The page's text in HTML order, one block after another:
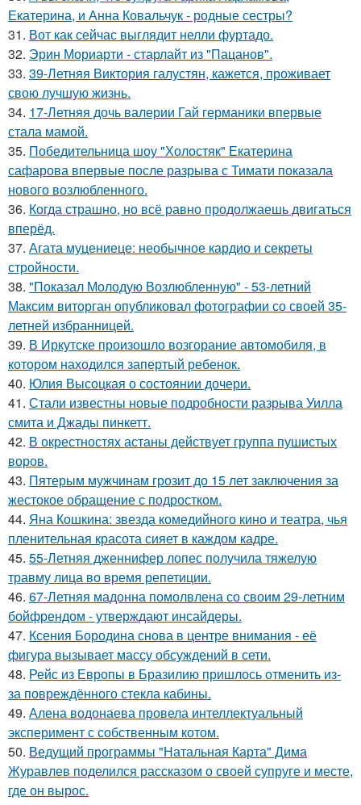
Екатерина, и Анна Ковальчук - родные сестры?
31. Вот как сейчас выглядит нелли фуртадо.
32. Эрин Мориарти - старлайт из "Пацанов".
33. 39-Летняя Виктория галустян, кажется, проживает
свою лучшую жизнь.
34. 17-Летняя дочь валерии Гай германики впервые
стала мамой.
35. Победительница шоу "Холостяк" Екатерина
сафарова впервые после разрыва с Тимати показала
нового возлюбленного.
36. Когда страшно, но всё равно продолжаешь двигаться
вперёд.
37. Агата муцениеце: необычное кардио и секреты
стройности.
38. "Показал Молодую Возлюбленную" - 53-летний
Максим виторган опубликовал фотографии со своей 35-
летней избранницей.
39. В Иркутске произошло возгорание автомобиля, в
котором находился запертый ребенок.
40. Юлия Высоцкая о состоянии дочери.
41. Стали известны новые подробности разрыва Уилла
смита и Джады пинкетт.
42. В окрестностях астаны действует группа пушистых
воров.
43. Пятерым мужчинам грозит до 15 лет заключения за
жестокое обращение с подростком.
44. Яна Кошкина: звезда комедийного кино и театра, чья
пленительная красота сияет в каждом кадре.
45. 55-Летняя дженнифер лопес получила тяжелую
травму лица во время репетиции.
46. 67-Летняя мадонна помолвлена со своим 29-летним
бойфрендом - утверждают инсайдеры.
47. Ксения Бородина снова в центре внимания - её
фигура вызывает массу обсуждений в сети.
48. Рейс из Европы в Бразилию пришлось отменить из-
за повреждённого стекла кабины.
49. Алена водонаева провела интеллектуальный
эксперимент с собственным котом.
50. Ведущий программы "Натальная Карта" Дима
Журавлев поделился рассказом о своей супруге и месте,
где он вырос.